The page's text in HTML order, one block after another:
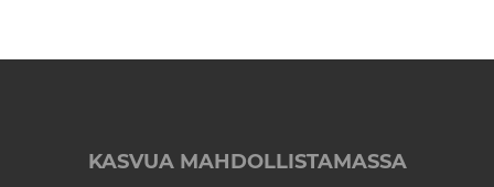
KASVUA MAHDOLLISTAMASSA